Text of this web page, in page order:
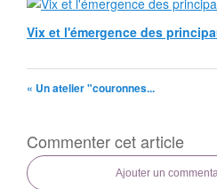
Vix et l'émergence des
« Un atelier "couronnes...
Commenter cet article
Ajouter un